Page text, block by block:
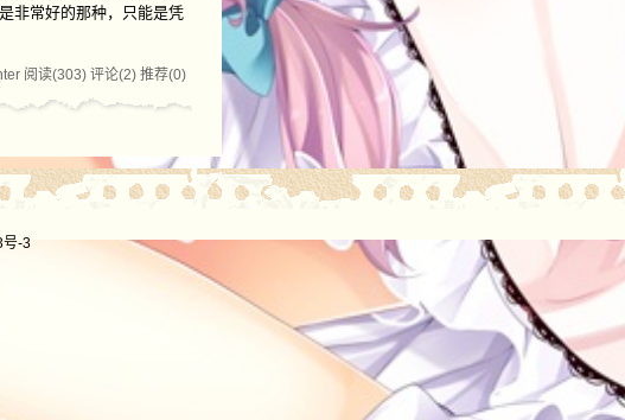
非常好的那种，只能是凭
阅读(303) 评论(2) 推荐(0)
-3